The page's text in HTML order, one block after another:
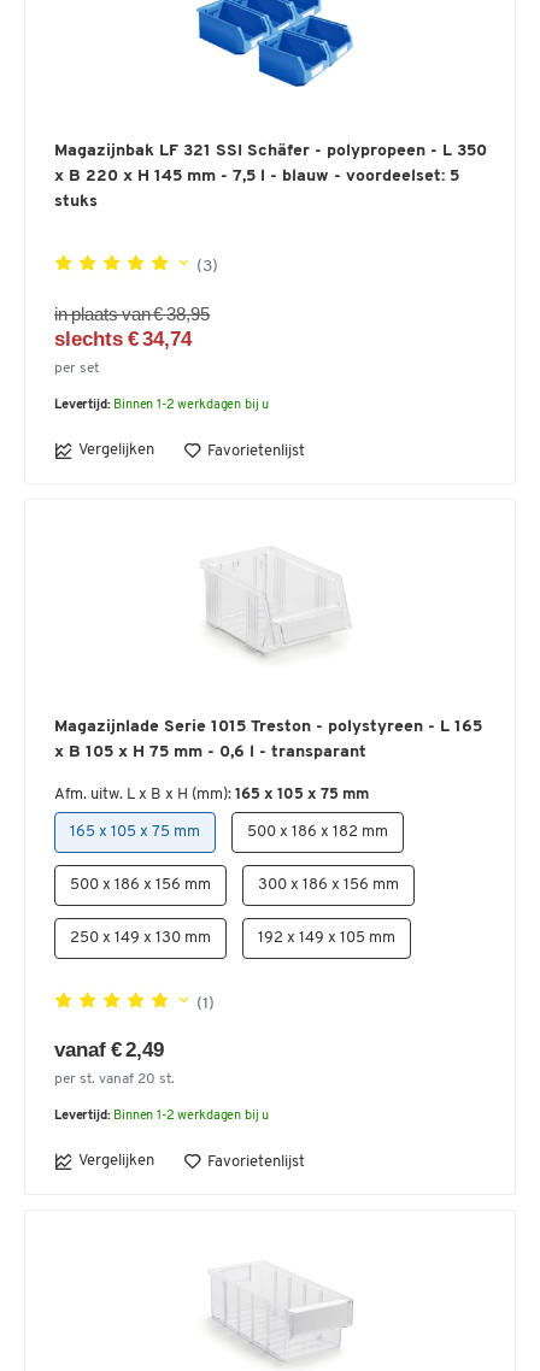
Magazijnbak LF 321 SSI Schäfer - polypropeen - L 350
x B 220 x H 145 mm - 7,5 l - blauw - voordeelset: 5
stuks
(3)
in plaats van € 38,95
slechts € 34,74
per set
Levertijd: Binnen 1-2 werkdagen bij u
Vergelijken Favorietenlijst
Magazijnlade Serie 1015 Treston - polystyreen - L 165
x B 105 x H 75 mm - 0,6 l - transparant
Afm. uitw. L x B x H (mm): 165 x 105 x 75 mm
165 x 105 x 75 mm 500 x 186 x 182 mm
500 x 186 x 156 mm 300 x 186 x 156 mm
250 x 149 x 130 mm 192 x 149 x 105 mm
(1)
vanaf € 2,49
per st. vanaf 20 st.
Levertijd: Binnen 1-2 werkdagen bij u
Vergelijken Favorietenlijst